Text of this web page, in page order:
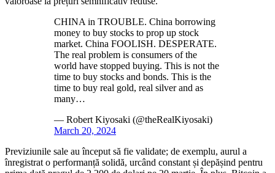
CHINA in TROUBLE. China borrowing
money to buy stocks to prop up stock
market. China FOOLISH. DESPERATE.
The real problem is consumers of the
world have stopped buying. This is not the
time to buy stocks and bonds. This is the
time to buy real gold, real silver and as
many…
— Robert Kiyosaki (@theRealKiyosaki)
March 20, 2024
Previziunile sale au început să fie validate; de exemplu, aurul a
înregistrat o performanță solidă, urcând constant și depășind pentru